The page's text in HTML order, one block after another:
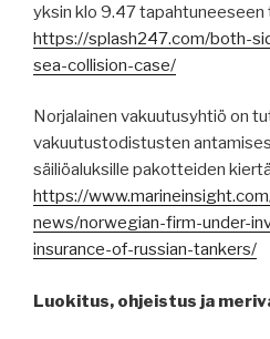
yksin klo 9.47 tapahtuneeseen
https://splash247.com/both-
sea-collision-case/
Norjalainen vakuutusyhtiö on
vakuutustodistusten
säiliöaluksille pakotteiden
https://
news/norwegian-firm-under-
insurance-of-russian-tankers/
Luokitus, ohjeistus ja